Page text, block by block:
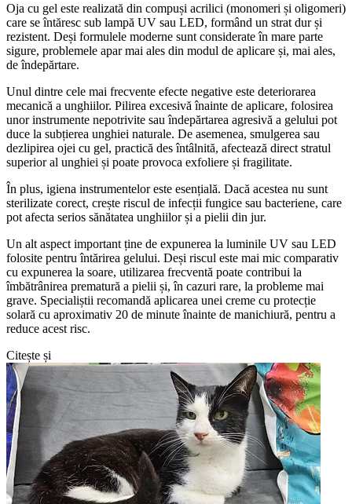
Oja cu gel este realizată din compuși acrilici (monomeri și oligomeri)
care se întăresc sub lampă UV sau LED, formând un strat dur și
rezistent. Deși formulele moderne sunt considerate în mare parte
sigure, problemele apar mai ales din modul de aplicare și, mai ales,
de îndepărtare.
Unul dintre cele mai frecvente efecte negative este deteriorarea
mecanică a unghiilor. Pilirea excesivă înainte de aplicare, folosirea
unor instrumente nepotrivite sau îndepărtarea agresivă a gelului pot
duce la subțierea unghiei naturale. De asemenea, smulgerea sau
dezlipirea ojei cu gel, practică des întâlnită, afectează direct stratul
superior al unghiei și poate provoca exfoliere și fragilitate.
În plus, igiena instrumentelor este esențială. Dacă acestea nu sunt
sterilizate corect, crește riscul de infecții fungice sau bacteriene, care
pot afecta serios sănătatea unghiilor și a pielii din jur.
Un alt aspect important ține de expunerea la luminile UV sau LED
folosite pentru întărirea gelului. Deși riscul este mai mic comparativ
cu expunerea la soare, utilizarea frecventă poate contribui la
îmbătrânirea prematură a pielii și, în cazuri rare, la probleme mai
grave. Specialiștii recomandă aplicarea unei creme cu protecție
solară cu aproximativ 20 de minute înainte de manichiură, pentru a
reduce acest risc.
Citește și